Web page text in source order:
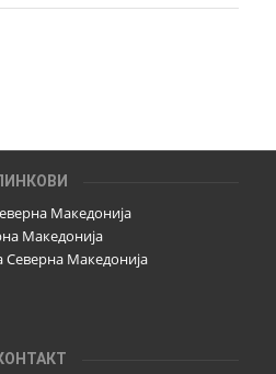
Македонија
Македонија
Северна Македонија